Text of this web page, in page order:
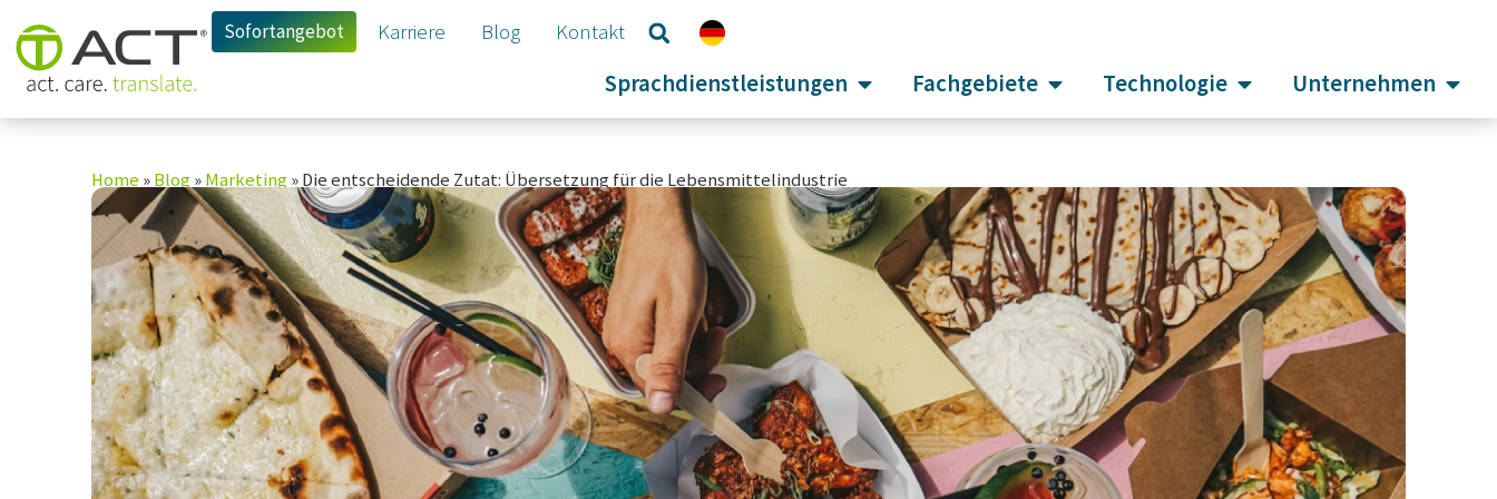
Sofortangebot Karriere Blog Kontakt
Sprachdienstleistungen Fachgebiete Technologie Unternehmen
Home »Blog»Marketing»Die entscheidende Zutat: Übersetzung für die Lebensmittelindustrie